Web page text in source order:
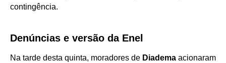
contingência.
Denúncias e versão da Enel
Na tarde desta quinta, moradores de Diadema acionaram